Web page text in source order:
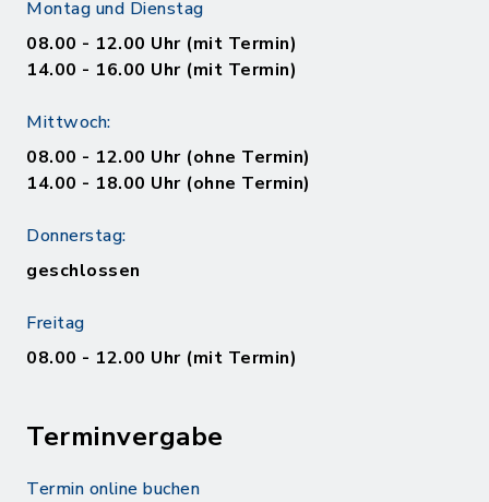
Montag und Dienstag
08.00 - 12.00 Uhr (mit Termin)
14.00 - 16.00 Uhr (mit Termin)
Mittwoch:
08.00 - 12.00 Uhr (ohne Termin)
14.00 - 18.00 Uhr (ohne Termin)
Donnerstag:
geschlossen
Freitag
08.00 - 12.00 Uhr (mit Termin)
Terminvergabe
Termin online buchen